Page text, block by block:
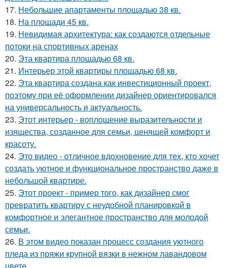
17. Небольшие апартаменты площадью 38 кв.
18. На площади 45 кв.
19. Невидимая архитектура: как создаются отдельные
потоки на спортивных аренах
20. Эта квартира площадью 68 кв.
21. Интерьер этой квартиры площадью 68 кв.
22. Эта квартира создана как инвестиционный проект,
поэтому при её оформлении дизайнер ориентировался
на универсальность и актуальность.
23. Этот интерьер - воплощение выразительности и
изящества, созданное для семьи, ценящей комфорт и
красоту.
24. Это видео - отличное вдохновение для тех, кто хочет
создать уютное и функциональное пространство даже в
небольшой квартире.
25. Этот проект - пример того, как дизайнер смог
превратить квартиру с неудобной планировкой в
комфортное и элегантное пространство для молодой
семьи.
26. В этом видео показан процесс создания уютного
пледа из пряжи крупной вязки в нежном лавандовом
цвете.